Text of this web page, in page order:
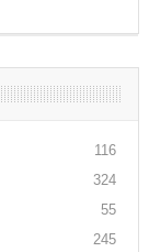
116
324
55
245